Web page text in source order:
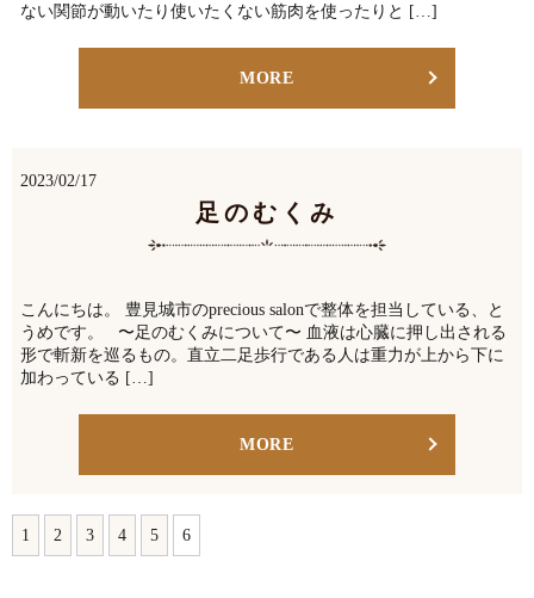
ない関節が動いたり使いたくない筋肉を使ったりと […]
MORE
2023/02/17
足のむくみ
こんにちは。 豊見城市のprecious salonで整体を担当している、と
うめです。 〜足のむくみについて〜 血液は心臓に押し出される
形で斬新を巡るもの。直立二足歩行である人は重力が上から下に
加わっている […]
MORE
1 2 3 4 5 6